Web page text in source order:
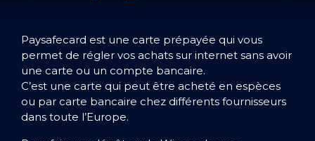
Paysafecard est une carte prépayée qui vous
permet de régler vos achats sur internet sans avoir
une carte ou un compte bancaire.
C’est une carte qui peut être acheté en espèces
ou par carte bancaire chez différents fournisseurs
dans toute l’Europe.